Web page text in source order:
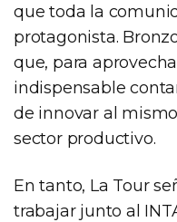
que toda la
protagonista.
que, para
indispensable
de innovar al
sector productivo.
En tanto, La Tour
trabajar junto al